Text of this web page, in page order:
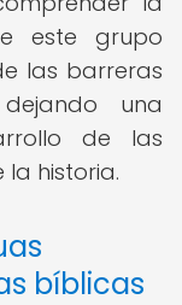
este grupo
las barreras
una
de las
historia.
bíblicas